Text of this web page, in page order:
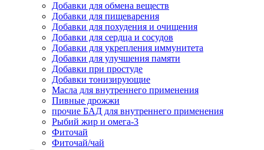
Добавки для обмена веществ
Добавки для пищеварения
Добавки для похудения и очищения
Добавки для сердца и сосудов
Добавки для укрепления иммунитета
Добавки для улучшения памяти
Добавки при простуде
Добавки тонизирующие
Масла для внутреннего применения
Пивные дрожжи
прочие БАД для внутреннего применения
Рыбий жир и омега-3
Фиточай
Фиточай/чай